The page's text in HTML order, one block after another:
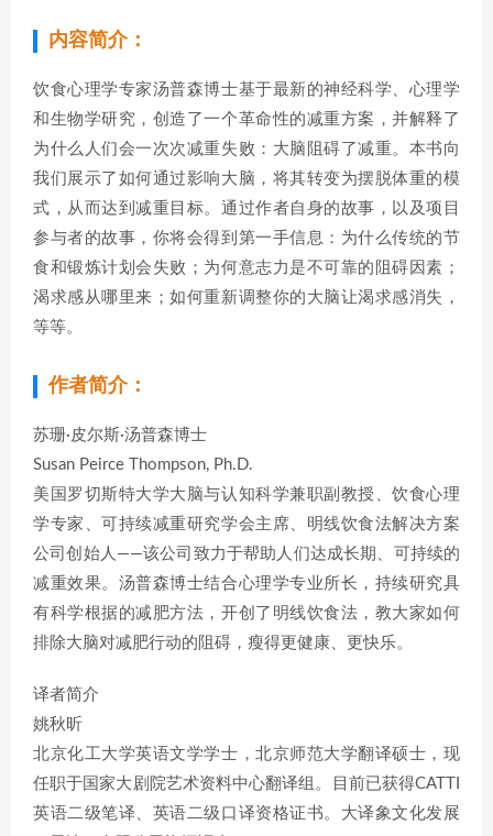
内容简介：
饮食心理学专家汤普森博士基于最新的神经科学、心理学
和生物学研究，创造了一个革命性的减重方案，并解释了
为什么人们会一次次减重失败：大脑阻碍了减重。本书向
我们展示了如何通过影响大脑，将其转变为摆脱体重的模
式，从而达到减重目标。通过作者自身的故事，以及项目
参与者的故事，你将会得到第一手信息：为什么传统的节
食和锻炼计划会失败；为何意志力是不可靠的阻碍因素；
渴求感从哪里来；如何重新调整你的大脑让渴求感消失，
等等。
作者简介：
苏珊·皮尔斯·汤普森博士
Susan Peirce Thompson, Ph.D.
美国罗切斯特大学大脑与认知科学兼职副教授、饮食心理
学专家、可持续减重研究学会主席、明线饮食法解决方案
公司创始人——该公司致力于帮助人们达成长期、可持续的
减重效果。汤普森博士结合心理学专业所长，持续研究具
有科学根据的减肥方法，开创了明线饮食法，教大家如何
排除大脑对减肥行动的阻碍，瘦得更健康、更快乐。
译者简介
姚秋昕
北京化工大学英语文学学士，北京师范大学翻译硕士，现
任职于国家大剧院艺术资料中心翻译组。目前已获得CATTI
英语二级笔译、英语二级口译资格证书。大译象文化发展